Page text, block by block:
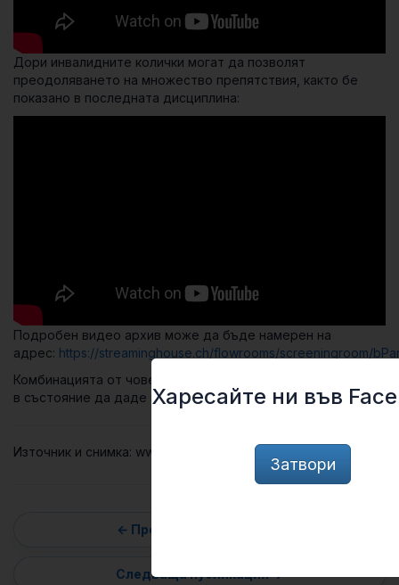
Дори инвалидните колички могат да позволят
преодоляването на множество препятствия, както бе
показано в последната дисциплина:
Подробен видео архив може да бъде намерен на
адрес: https://streaminghouse.ch/flowrooms/screeningroom/
Комбинацията от човешки дух и съвременни технологии е
в състояние да даде изумителни резултати!
Източник и снимка: www.cybathlon.ethz.ch
Харесайте ни във
Затвори